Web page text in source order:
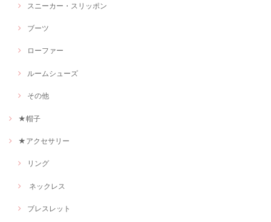
スニーカー・スリッポン
ブーツ
ローファー
ルームシューズ
その他
★帽子
★アクセサリー
リング
ネックレス
ブレスレット